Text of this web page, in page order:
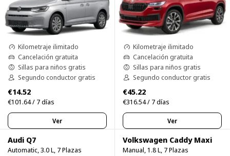
Kilometraje ilimitado
Cancelación gratuita
Sillas para niños gratis
Segundo conductor gratis
€14.52
€101.64 / 7 días
Ver
Kilometraje ilimitado
Cancelación gratuita
Sillas para niños gratis
Segundo conductor gratis
€45.22
€316.54 / 7 días
Ver
Audi Q7
Automatic, 3.0 L, 7 Plazas
Volkswagen Caddy Maxi
Manual, 1.8 L, 7 Plazas